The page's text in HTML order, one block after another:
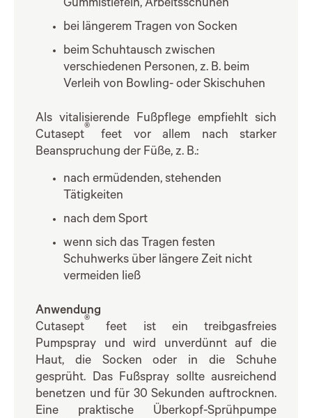
Gummistiefeln, Arbeitsschuhen
bei längerem Tragen von Socken
beim Schuhtausch zwischen
verschiedenen Personen, z. B. beim
Verleih von Bowling- oder Skischuhen
Als vitalisierende Fußpflege empfiehlt sich
Cutasept® feet vor allem nach starker
Beanspruchung der Füße, z. B.:
nach ermüdenden, stehenden
Tätigkeiten
nach dem Sport
wenn sich das Tragen festen
Schuhwerks über längere Zeit nicht
vermeiden ließ
Anwendung
Cutasept® feet ist ein treibgasfreies
Pumpspray und wird unverdünnt auf die
Haut, die Socken oder in die Schuhe
gesprüht. Das Fußspray sollte ausreichend
benetzen und für 30 Sekunden auftrocknen.
Eine praktische Überkopf-Sprühpumpe